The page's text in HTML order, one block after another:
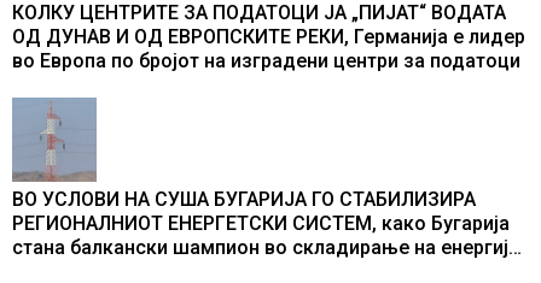
КОЛКУ ЦЕНТРИТЕ ЗА ПОДАТОЦИ ЈА „ПИЈАТ“ ВОДАТА
ОД ДУНАВ И ОД ЕВРОПСКИТЕ РЕКИ, Германија е лидер
во Европа по бројот на изградени центри за податоци
ВО УСЛОВИ НА СУША БУГАРИЈА ГО СТАБИЛИЗИРА
РЕГИОНАЛНИОТ ЕНЕРГЕТСКИ СИСТЕМ, како Бугарија
стана балкански шампион во складирање на енергија